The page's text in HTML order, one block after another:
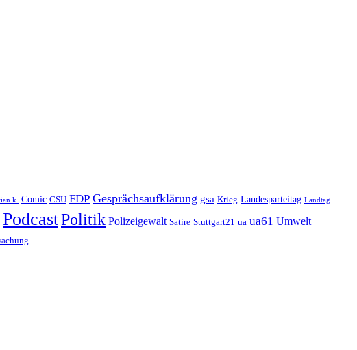
k. Comic CSU FDP Gesprächsaufklärung gsa Krieg Landesparteitag Landtag
PodcastPolitik Polizeigewalt Satire Stuttgart21 ua ua61 Umwelt